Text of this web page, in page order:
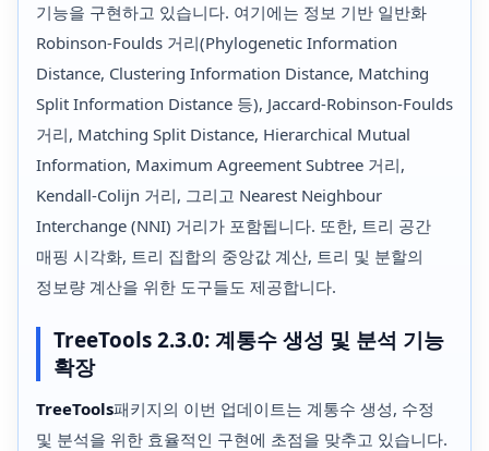
기능을 구현하고 있습니다. 여기에는 정보 기반 일반화
Robinson-Foulds 거리(Phylogenetic Information
Distance, Clustering Information Distance, Matching
Split Information Distance 등), Jaccard-Robinson-Foulds
거리, Matching Split Distance, Hierarchical Mutual
Information, Maximum Agreement Subtree 거리,
Kendall-Colijn 거리, 그리고 Nearest Neighbour
Interchange (NNI) 거리가 포함됩니다. 또한, 트리 공간
매핑 시각화, 트리 집합의 중앙값 계산, 트리 및 분할의
정보량 계산을 위한 도구들도 제공합니다.
TreeTools 2.3.0: 계통수 생성 및 분석 기능
확장
TreeTools패키지의 이번 업데이트는 계통수 생성, 수정
및 분석을 위한 효율적인 구현에 초점을 맞추고 있습니다.